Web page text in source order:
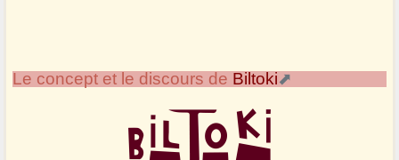
Le concept et le discours de Biltoki